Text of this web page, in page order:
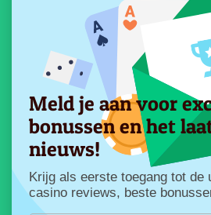
Meld je aan voor
bonussen en het
nieuws!
Krijg als eerste toegang tot de
casino reviews, beste